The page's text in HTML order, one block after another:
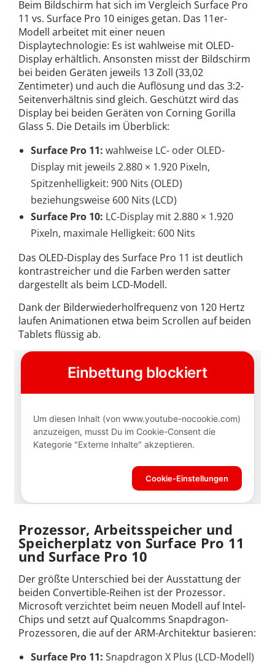
Beim Bildschirm hat sich im Vergleich Surface Pro
11 vs. Surface Pro 10 einiges getan. Das 11er-
Modell arbeitet mit einer neuen
Displaytechnologie: Es ist wahlweise mit OLED-
Display erhältlich. Ansonsten misst der Bildschirm
bei beiden Geräten jeweils 13 Zoll (33,02
Zentimeter) und auch die Auflösung und das 3:2-
Seitenverhältnis sind gleich. Geschützt wird das
Display bei beiden Geräten von Corning Gorilla
Glass 5. Die Details im Überblick:
Surface Pro 11: wahlweise LC- oder OLED-
Display mit jeweils 2.880 × 1.920 Pixeln,
Spitzenhelligkeit: 900 Nits (OLED)
beziehungsweise 600 Nits (LCD)
Surface Pro 10: LC-Display mit 2.880 × 1.920
Pixeln, maximale Helligkeit: 600 Nits
Das OLED-Display des Surface Pro 11 ist deutlich
kontrastreicher und die Farben werden satter
dargestellt als beim LCD-Modell.
Dank der Bilderwiederholfrequenz von 120 Hertz
laufen Animationen etwa beim Scrollen auf beiden
Tablets flüssig ab.
Prozessor, Arbeitsspeicher und
Speicherplatz von Surface Pro 11
und Surface Pro 10
Der größte Unterschied bei der Ausstattung der
beiden Convertible-Reihen ist der Prozessor.
Microsoft verzichtet beim neuen Modell auf Intel-
Chips und setzt auf Qualcomms Snapdragon-
Prozessoren, die auf der ARM-Architektur basieren:
Surface Pro 11: Snapdragon X Plus (LCD-Modell)